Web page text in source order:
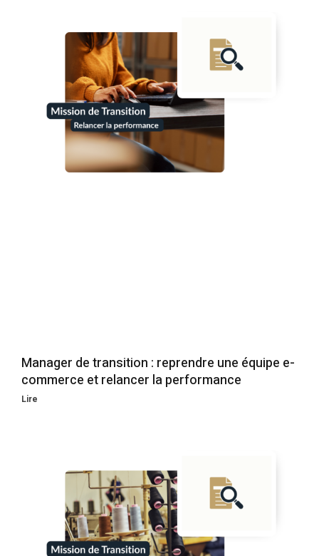
Manager de transition : reprendre une équipe e-
commerce et relancer la performance
Lire